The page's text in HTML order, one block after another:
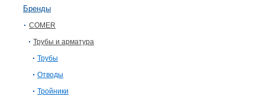
Бренды
COMER
Трубы и арматура
Трубы
Отводы
Тройники